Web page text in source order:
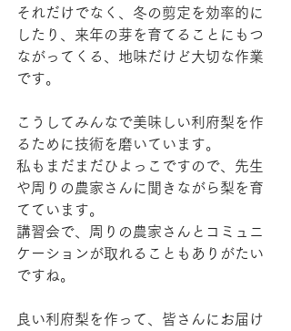
それだけでなく、冬の剪定を効率的に
したり、来年の芽を育てることにもつ
ながってくる、地味だけど大切な作業
です。
こうしてみんなで美味しい利府梨を作
るために技術を磨いています。
私もまだまだひよっこですので、先生
や周りの農家さんに聞きながら梨を育
てています。
講習会で、周りの農家さんとコミュニ
ケーションが取れることもありがたい
ですね。
良い利府梨を作って、皆さんにお届け